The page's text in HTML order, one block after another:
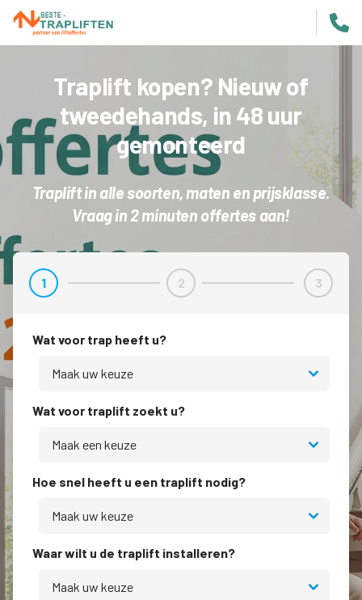
Traplift kopen? Nieuw of
tweedehands, in 48 uur
gemonteerd
Traplift in alle soorten, maten en prijsklasse.
Vraag in 2 minuten offertes aan!
1
Stap 1
2
Stap 2
3
Stap 3
Wat voor trap heeft u?
Wat voor traplift zoekt u?
Hoe snel heeft u een traplift nodig?
Waar wilt u de traplift installeren?